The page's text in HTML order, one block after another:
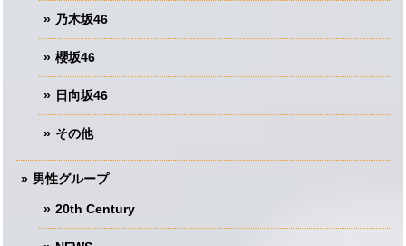
乃木坂46
櫻坂46
日向坂46
その他
男性グループ
20th Century